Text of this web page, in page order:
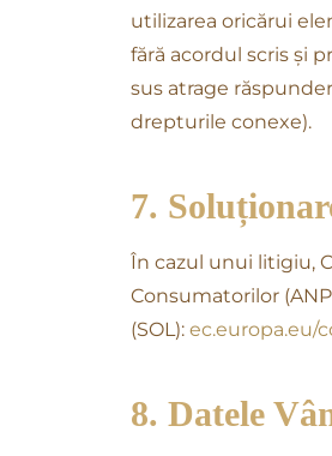
utilizarea oricărui
fără acordul scris și
sus atrage
drepturile conexe).
7.
În cazul unui litigiu,
Consumatorilor
(SOL):ec.europa.eu/
8. Datele